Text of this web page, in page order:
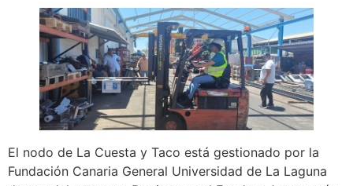
El nodo de La Cuesta y Taco está gestionado por la
Fundación Canaria General Universidad de La Laguna